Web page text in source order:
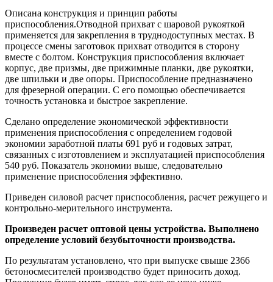
Описана конструкция и принцип работы
приспособления.Отводной прихват с шаровой рукояткой
применяется для закрепления в труднодоступных местах. В
процессе смены заготовок прихват отводится в сторону
вместе с болтом. Конструкция приспособления включает
корпус, две призмы, две прижимные планки, две рукоятки,
две шпильки и две опоры. Приспособление предназначено
для фрезерной операции. С его помощью обеспечивается
точность установка и быстрое закрепление.
Сделано определение экономической эффективности
применения приспособления с определением годовой
экономии заработной платы 691 руб и годовых затрат,
связанных с изготовлением и эксплуатацией приспособления
540 руб. Показатель экономии выше, следовательно
применение приспособления эффективно.
Приведен силовой расчет приспособления, расчет режущего и
контрольно-мерительного инструмента.
Произведен расчет оптовой цены устройства. Выполнено
определение условий безубыточности производства.
По результатам установлено, что при выпуске свыше 2366
бетоносмесителей производство будет приносить доход.